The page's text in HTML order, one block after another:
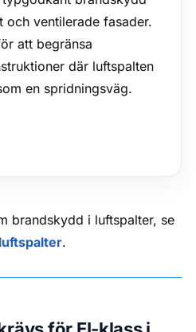
ventilerade fasader.
att begränsa
där luftspalten
en spridningsväg.
brandskydd i luftspalter, se
.